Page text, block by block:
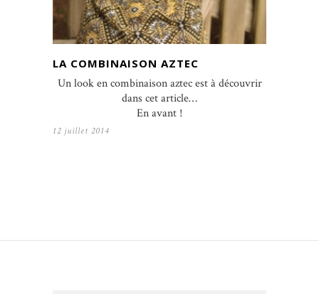
LA COMBINAISON AZTEC
Un look en combinaison aztec est à découvrir
dans cet article…
En avant !
12 juillet 2014